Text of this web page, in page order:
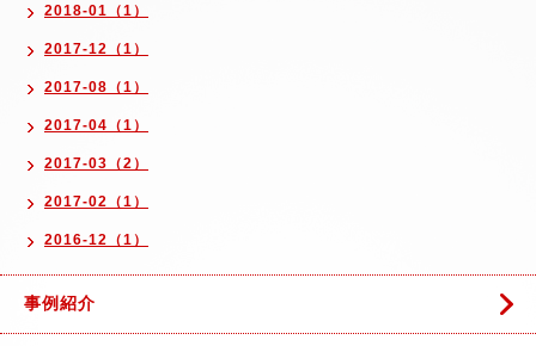
2018-01（1）
2017-12（1）
2017-08（1）
2017-04（1）
2017-03（2）
2017-02（1）
2016-12（1）
事例紹介